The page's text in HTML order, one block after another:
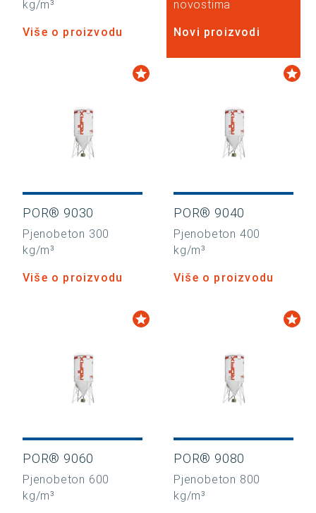
kg/m³
Više o proizvodu
novostima
Novi proizvodi
POR® 9030
Pjenobeton 300
kg/m³
Više o proizvodu
POR® 9040
Pjenobeton 400
kg/m³
Više o proizvodu
POR® 9060
Pjenobeton 600
kg/m³
POR® 9080
Pjenobeton 800
kg/m³